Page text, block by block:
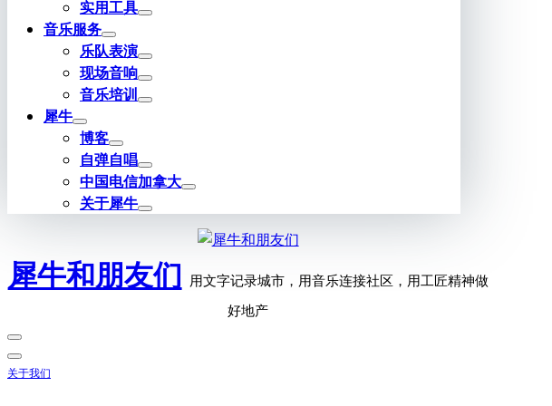
实用工具
音乐服务
乐队表演
现场音响
音乐培训
犀牛
博客
自弹自唱
中国电信加拿大
关于犀牛
犀牛和朋友们 用文字记录城市，用音乐连接社区，用工匠精神做
好地产
关于我们